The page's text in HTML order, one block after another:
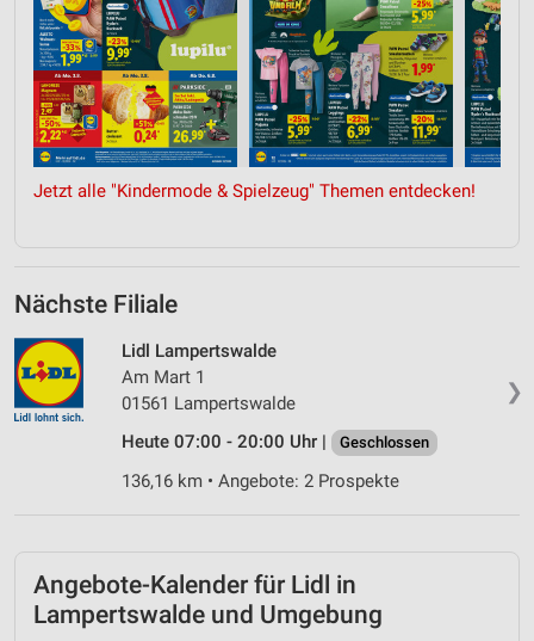
Jetzt alle "Kindermode & Spielzeug" Themen entdecken!
Nächste Filiale
❯
Lidl Lampertswalde
Am Mart 1
01561 Lampertswalde
Heute 07:00 - 20:00 Uhr |
Geschlossen
136,16 km • Angebote: 2 Prospekte
Angebote-Kalender für Lidl in
Lampertswalde und Umgebung